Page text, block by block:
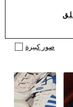
موجود
مع لمسة أديداس
الرياضي بعد
صور كبيرة